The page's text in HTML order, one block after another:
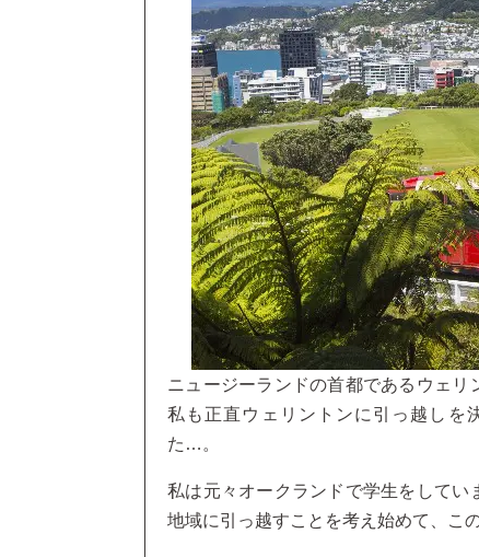
ニュージーランドの首都であるウェリ
私も正直ウェリントンに引っ越しを
た…。
私は元々オークランドで学生をして
地域に引っ越すことを考え始めて、こ